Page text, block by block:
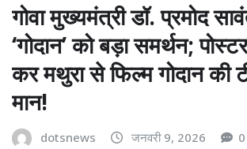
गोवा मुख्यमंत्री डॉ. प्रमोद
‘गोदान’ को बड़ा समर्थन;
कर मथुरा से फिल्म गोदान की
मान!
dotsnews जनवरी 9, 2026 0